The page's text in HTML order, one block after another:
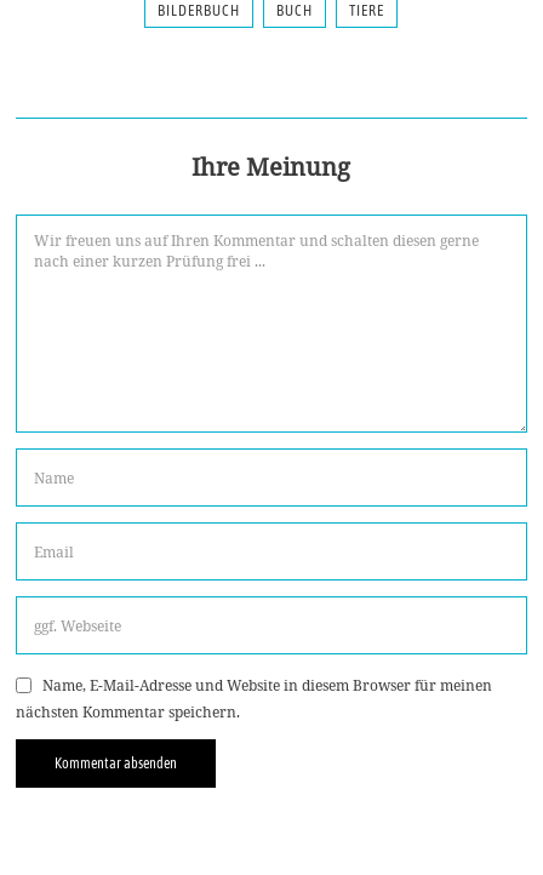
BILDERBUCH BUCH TIERE
Ihre Meinung
Name, E-Mail-Adresse und Website in diesem Browser für meinen
nächsten Kommentar speichern.